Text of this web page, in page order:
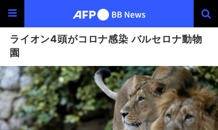
ライオン4頭がコロナ感染 バルセロナ動物
園